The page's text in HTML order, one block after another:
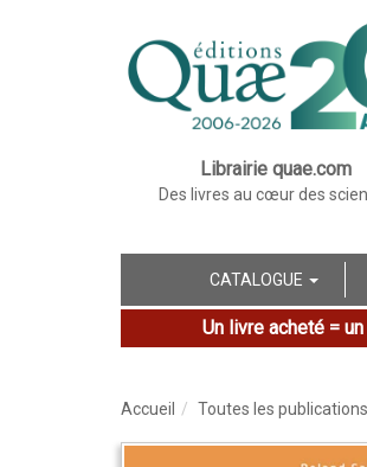
Librairie quae.com
Des livres au cœur des
CATALOGUE
Un livre acheté =
Accueil Toutes les publications